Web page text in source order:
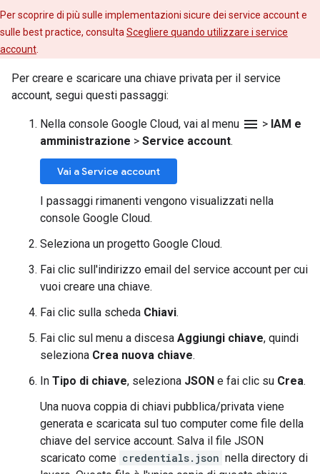
Per scoprire di più sulle implementazioni sicure dei service account e
sulle best practice, consultaScegliere quando utilizzare i service
account.
Per creare e scaricare una chiave privata per il service
account, segui questi passaggi:
Nella console Google Cloud, vai al menu menu > IAM e
amministrazione > Service account.
Vai a Service account
I passaggi rimanenti vengono visualizzati nella
console Google Cloud.
Seleziona un progetto Google Cloud.
Fai clic sull'indirizzo email del service account per cui
vuoi creare una chiave.
Fai clic sulla scheda Chiavi.
Fai clic sul menu a discesa Aggiungi chiave, quindi
seleziona Crea nuova chiave.
In Tipo di chiave, seleziona JSON e fai clic su Crea.
Una nuova coppia di chiavi pubblica/privata viene
generata e scaricata sul tuo computer come file della
chiave del service account. Salva il file JSON
scaricato come credentials.json nella directory di